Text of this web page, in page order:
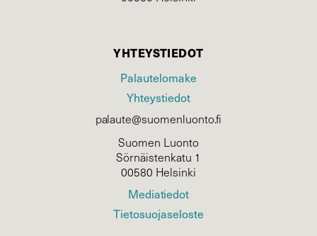
YHTEYSTIEDOT
Palautelomake
Yhteystiedot
palaute@suomenluonto.fi
Suomen Luonto
Sörnäistenkatu 1
00580 Helsinki
Mediatiedot
Tietosuojaseloste